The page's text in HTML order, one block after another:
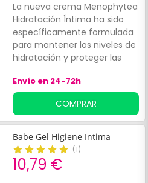
La nueva crema Menophytea
Hidratación Íntima ha sido
específicamente formulada
para mantener los niveles de
hidratación y proteger las
CARACTERÍSTICAS Phythea ha
desarrollado una fórmula
específicamente diseñada
para satisfacer las
necesidades de las mujeres
durante la menopausia.
Envío en 24-72h
COMPRAR
Babe Gel Higiene Intima
(1)
10,79 €